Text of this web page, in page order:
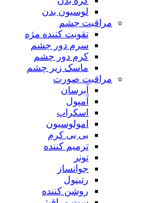
لوسیون بدن
مراقبت چشم
تقویت کننده مژه
سرم دور چشم
کرم دور چشم
ماسک زیر چشم
مراقبت صورت
آبرسان
آمپول
اسکراپ
امولوسیون
بی بی کرم
ترمیم کننده
تونر
جوانساز
رتینول
روشن کننده